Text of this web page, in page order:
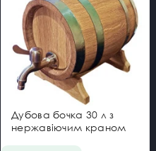
Дубова бочка 30 л з
нержавіючим краном